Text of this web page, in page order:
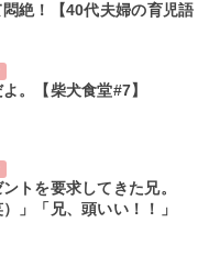
絶！【40代夫婦の育児語
。【柴犬食堂#7】
トを要求してきた兄。
」「兄、頭いい！！」